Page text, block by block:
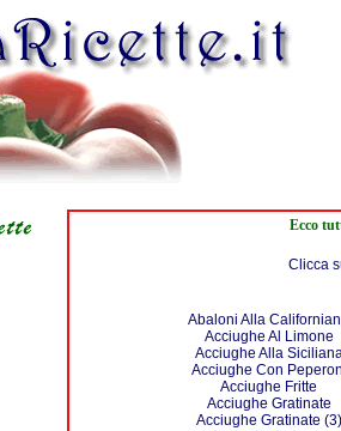
Ecco
Clicca
Abaloni Alla
Acciughe Al Limone
Acciughe Alla
Acciughe Con
Acciughe Fritte
Acciughe Gratinate
Acciughe Gratinate (3)